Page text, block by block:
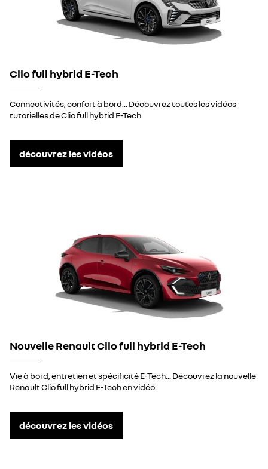
Clio full hybrid E-Tech
Connectivités, confort à bord... Découvrez toutes les vidéos
tutorielles de Clio full hybrid E-Tech.
découvrez les vidéos
Nouvelle Renault Clio full hybrid E-Tech
Vie à bord, entretien et spécificité E-Tech... Découvrez la nouvelle
Renault Clio full hybrid E-Tech en vidéo.
découvrez les vidéos